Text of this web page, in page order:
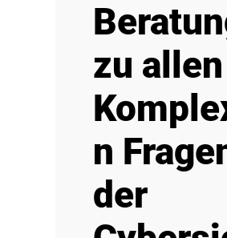
zu allen
n
der